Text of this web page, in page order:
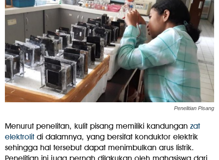
Penelitian Pisang
Menurut penelitan, kulit pisang memiliki kandungan zat
elektrolitdi dalamnya, yang bersifat konduktor elektrik
sehingga hal tersebut dapat menimbulkan arus listrik.
Penelitian ini juga pernah dilakukan oleh mahasiswa dari